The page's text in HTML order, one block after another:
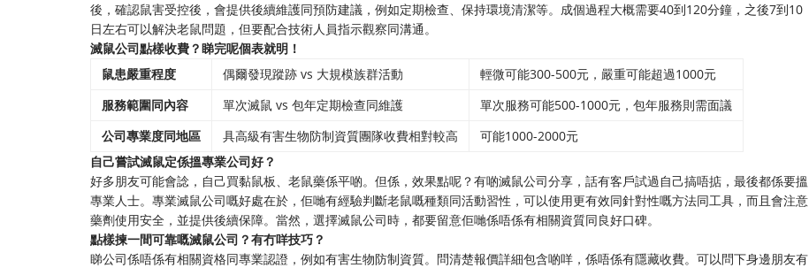
後，確認鼠害受控後，會提供後續維護同預防建議，例如定期檢查、保持環境清潔等。成個過程大概需要40到120分鐘，之後7到10
日左右可以解決老鼠問題，但要配合技術人員指示觀察同溝通。
滅鼠公司點樣收費？睇完呢個表就明！
鼠患嚴重程度
偶爾發現蹤跡 vs 大規模族群活動
輕微可能300-500元，嚴重可能超過1000元
服務範圍同內容
單次滅鼠 vs 包年定期檢查同維護
單次服務可能500-1000元，包年服務則需面議
公司專業度同地區
具高級有害生物防制資質團隊收費相對較高
可能1000-2000元
自己嘗試滅鼠定係搵專業公司好？
好多朋友可能會諗，自己買黏鼠板、老鼠藥係平啲。但係，效果點呢？有啲滅鼠公司分享，話有客戶試過自己搞唔掂，最後都係要搵
專業人士。專業滅鼠公司嘅好處在於，佢哋有經驗判斷老鼠嘅種類同活動習性，可以使用更有效同針對性嘅方法同工具，而且會注意
藥劑使用安全，並提供後續保障。當然，選擇滅鼠公司時，都要留意佢哋係唔係有相關資質同良好口碑。
點樣揀一間可靠嘅滅鼠公司？有冇咩技巧？
睇公司係唔係有相關資格同專業認證，例如有害生物防制資質。問清楚報價詳細包含啲咩，係唔係有隱藏收費。可以問下身邊朋友有